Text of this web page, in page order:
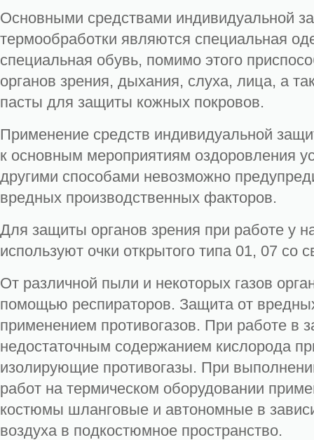
Основными средствами индивидуальной
термообработки являются специальная
специальная обувь, помимо этого
органов зрения, дыхания, слуха, лица, а
пасты для защиты кожных покровов.
Применение средств индивидуальной
к основным мероприятиям оздоровления
другими способами невозможно
вредных производственных факторов.
Для защиты органов зрения при работе у
используют очки открытого типа 01, 07 со
От различной пыли и некоторых газов
помощью респираторов. Защита от
применением противогазов. При работе в
недостаточным содержанием кислорода
изолирующие противогазы. При
работ на термическом оборудовании
костюмы шланговые и автономные в
воздуха в подкостюмное пространство.